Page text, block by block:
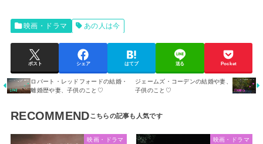
映画・ドラマ あの人は今
ポスト シェア はてブ 送る Pocket
ロバート・レッドフォードの結婚・
離婚歴や妻、子供のこと♡
ジェームズ・コーデンの結婚や妻、
子供のこと♡
RECOMMEND
映画・ドラマ 映画・ドラマ